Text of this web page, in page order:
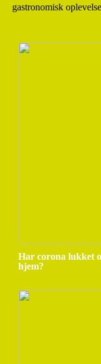
gastronomisk
Har corona lukket
hjem?